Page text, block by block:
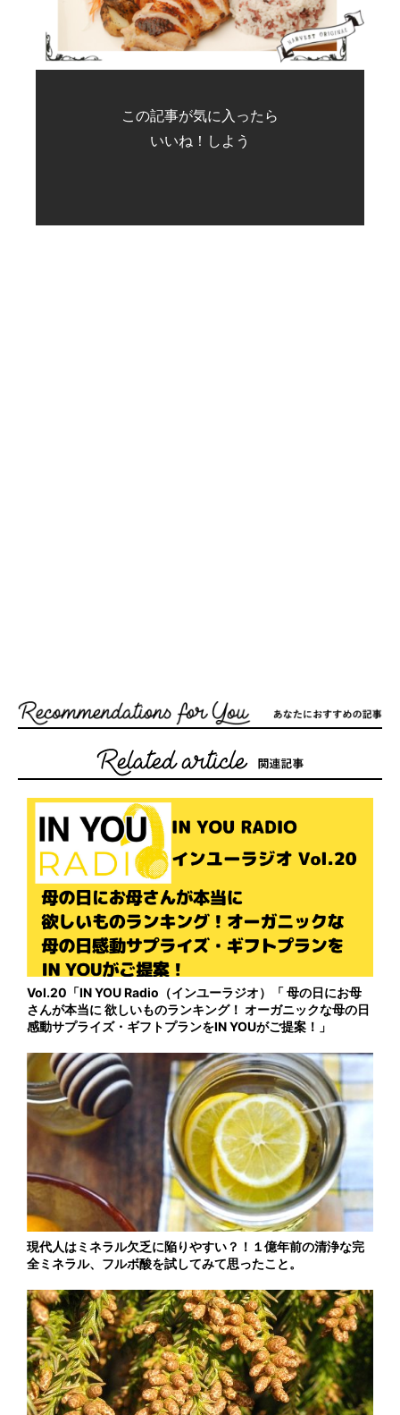
この記事が気に入ったら
いいね！しよう
Vol.20「IN YOU Radio（インユーラジオ）「 母の日にお母
さんが本当に 欲しいものランキング！ オーガニックな母の日
感動サプライズ・ギフトプランをIN YOUがご提案！」
現代人はミネラル欠乏に陥りやすい？！１億年前の清浄な完
全ミネラル、フルボ酸を試してみて思ったこと。